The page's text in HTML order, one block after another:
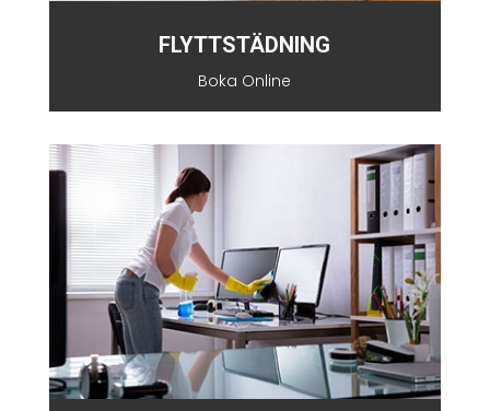
FLYTTSTÄDNING
Boka Online